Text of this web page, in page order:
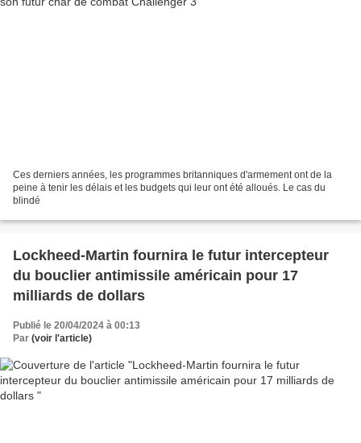
Ces derniers années, les programmes britanniques d'armement ont de la
peine à tenir les délais et les budgets qui leur ont été alloués. Le cas du
blindé
Lockheed-Martin fournira le futur intercepteur
du bouclier antimissile américain pour 17
milliards de dollars
Publié le 20/04/2024 à 00:13
Par (voir l'article)